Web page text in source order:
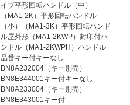
イプ平形回転ハンドル（中）
（MA1-2K）平形回転ハンドル
（小）（MA1-3K）平形回転ハンド
ル屋外形（MA1-2KWP）封印付ハ
ンドル（MA1-2KWPH）ハンドル
品番キー付キーなし
BN8A232004（キー別売）
BN8E344001キー付キーなし
BN8A233004（キー別売）
BN8E343001キー付